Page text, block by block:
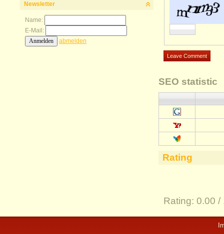
Newsletter
Name:
E-Mail:
abmelden
SEO statistic
Rating
Rating: 0.00 /